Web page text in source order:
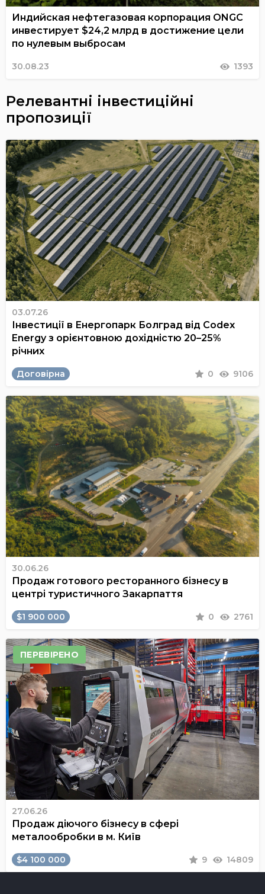
Индийская нефтегазовая корпорация ONGC
инвестирует $24,2 млрд в достижение цели
по нулевым выбросам
30.08.23 1393
Релевантні інвестиційні
пропозиції
03.07.26
Інвестиції в Енергопарк Болград від Codex
Energy з орієнтовною дохідністю 20–25%
річних
Договірна 0 9106
30.06.26
Продаж готового ресторанного бізнесу в
центрі туристичного Закарпаття
$1 900 000 0 2761
ПЕРЕВІРЕНО
27.06.26
Продаж діючого бізнесу в сфері
металообробки в м. Київ
$4 100 000 9 14809